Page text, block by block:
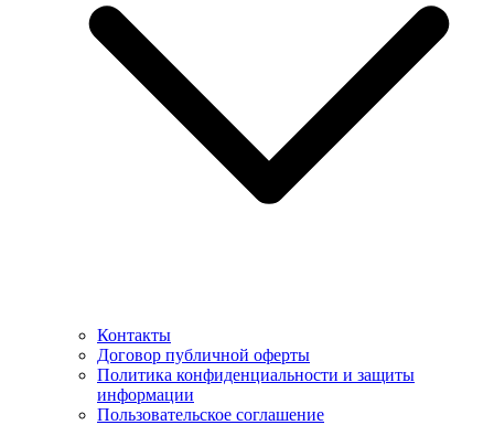
Контакты
Договор публичной оферты
Политика конфиденциальности и защиты
информации
Пользовательское соглашение